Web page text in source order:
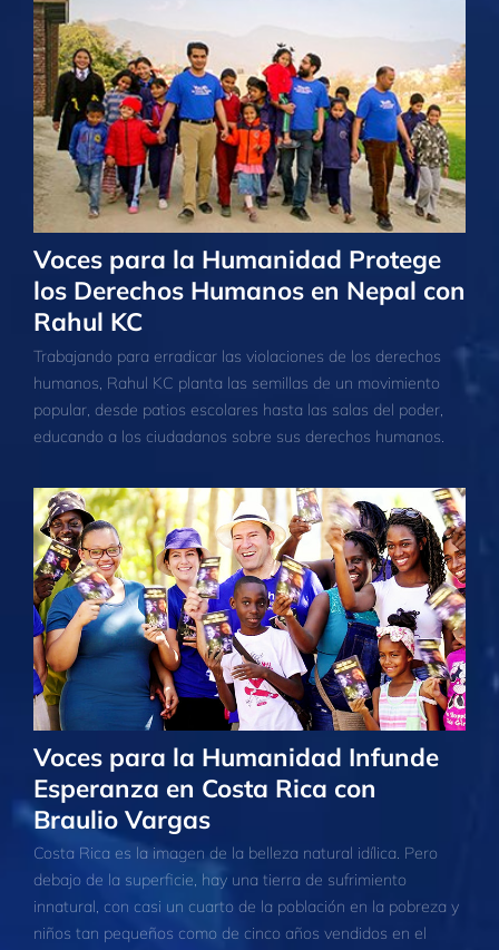
Voces para la Humanidad Protege
los Derechos Humanos en Nepal con
Rahul KC
Trabajando para erradicar las violaciones de los derechos
humanos, Rahul KC planta las semillas de un movimiento
popular, desde patios escolares hasta las salas del poder,
educando a los ciudadanos sobre sus derechos humanos.
Voces para la Humanidad Infunde
Esperanza en Costa Rica con
Braulio Vargas
Costa Rica es la imagen de la belleza natural idílica. Pero
debajo de la superficie, hay una tierra de sufrimiento
innatural, con casi un cuarto de la población en la pobreza y
niños tan pequeños como de cinco años vendidos en el